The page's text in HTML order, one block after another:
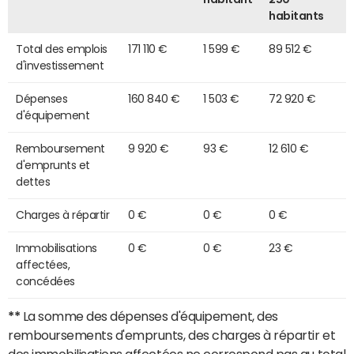
habitants
Total des emplois
d'investissement
171 110 € 1 599 € 89 512 €
Dépenses
d'équipement
160 840 € 1 503 € 72 920 €
Remboursement
d'emprunts et
dettes
9 920 € 93 € 12 610 €
Charges à répartir 0 € 0 € 0 €
Immobilisations
affectées,
concédées
0 € 0 € 23 €
** La somme des dépenses d'équipement, des
remboursements d'emprunts, des charges à répartir et